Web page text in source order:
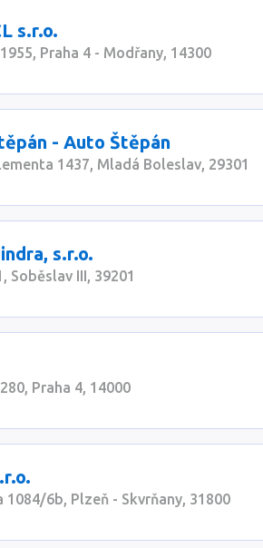
s.r.o.
Praha 4 - Modřany, 14300
- Auto Štěpán
1437, Mladá Boleslav, 29301
s.r.o.
Soběslav III, 39201
Praha 4, 14000
1084/6b, Plzeň - Skvrňany, 31800